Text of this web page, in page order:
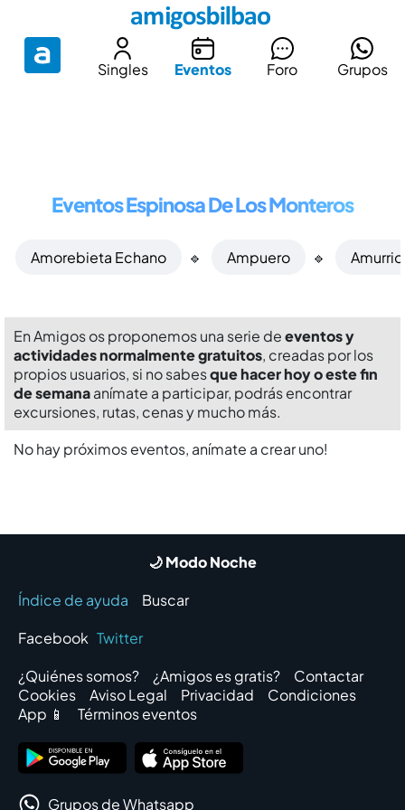
Singles Eventos Foro Grupos
Eventos Espinosa De Los Monteros
Amorebieta Echano 🔹 Ampuero 🔹 Amurrio
En Amigos os proponemos una serie deeventos y
actividades normalmente gratuitos, creadas por los
propios usuarios, si no sabesque hacer hoy o este fin
de semanaanímate a participar, podrás encontrar
excursiones, rutas, cenas y mucho más.
No hay próximos eventos, anímate a crear uno!
🌙 Modo Noche
Índice de ayuda
Buscar
Facebook Twitter
¿Quiénes somos?
¿Amigos es gratis?
Contactar
Cookies
Aviso Legal Privacidad
Condiciones
App 📱
Términos eventos
Grupos de Whatsapp